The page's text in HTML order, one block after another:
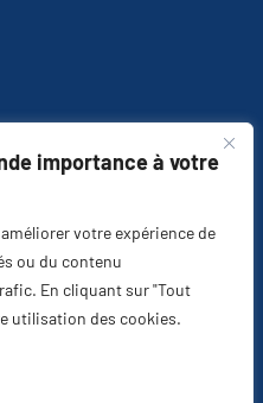
importance à votre
votre expérience de
ou du contenu
En cliquant sur "Tout
utilisation des cookies.